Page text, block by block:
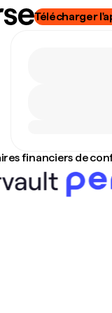
Télécharger
financiers de